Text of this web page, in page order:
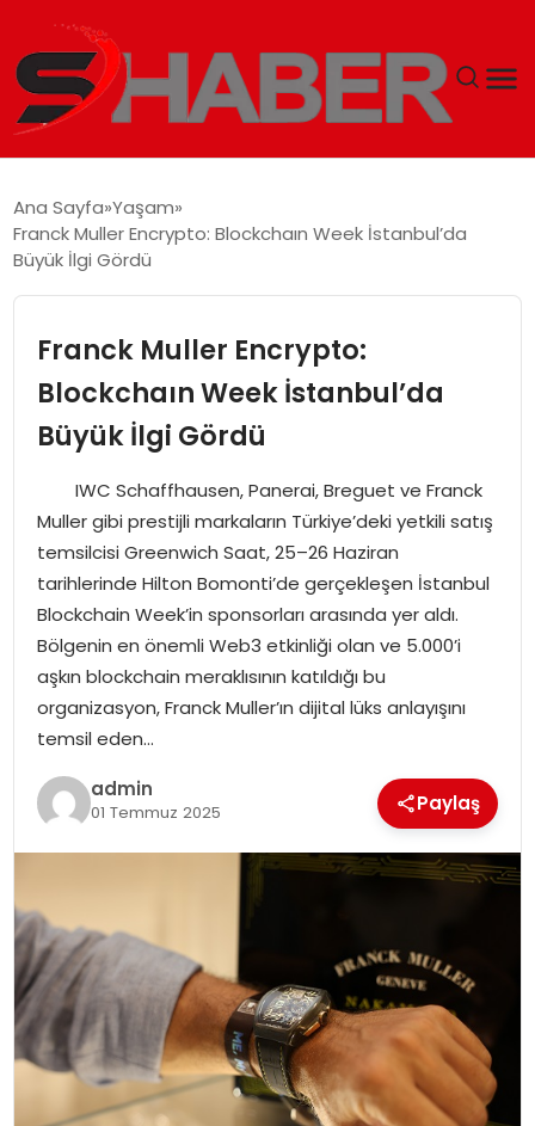
MAGAZIN
EKONOMI
SIYASET
EĞITIM
YAŞAM
Ana Sayfa Yaşam
Franck Muller Encrypto: Blockchaın Week İstanbul’da
Büyük İlgi Gördü
Franck Muller Encrypto:
Blockchaın Week İstanbul’da
Büyük İlgi Gördü
IWC Schaffhausen, Panerai, Breguet ve Franck
Muller gibi prestijli markaların Türkiye’deki yetkili satış
temsilcisi Greenwich Saat, 25–26 Haziran
tarihlerinde Hilton Bomonti’de gerçekleşen İstanbul
Blockchain Week’in sponsorları arasında yer aldı.
Bölgenin en önemli Web3 etkinliği olan ve 5.000’i
aşkın blockchain meraklısının katıldığı bu
organizasyon, Franck Muller’ın dijital lüks anlayışını
temsil eden…
admin
01 Temmuz 2025 Paylaş